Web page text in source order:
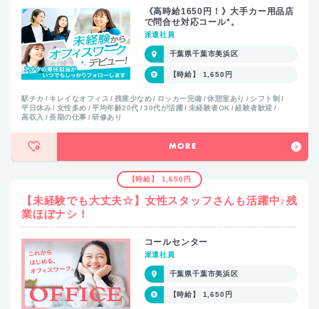
《高時給1650円！》大手カー用品店
で問合せ対応コール*。
派遣社員
千葉県千葉市美浜区
【時給】 1,650円
駅チカ キレイなオフィス 残業少なめ ロッカー完備 休憩室あり
シフト制
平日休み
女性多め 平均年齢20代 30代が活躍 未経験者OK
経験者歓迎
高収入
長期の仕事 研修あり
MORE
【時給】 1,650円
【未経験でも大丈夫☆】女性スタッフさんも活躍中♪残
業ほぼナシ！
コールセンター
派遣社員
千葉県千葉市美浜区
【時給】 1,650円